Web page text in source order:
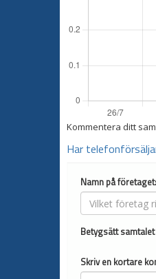
Kommentera ditt
Har
Namn på företaget:
Betygsätt
Skriv en kortare